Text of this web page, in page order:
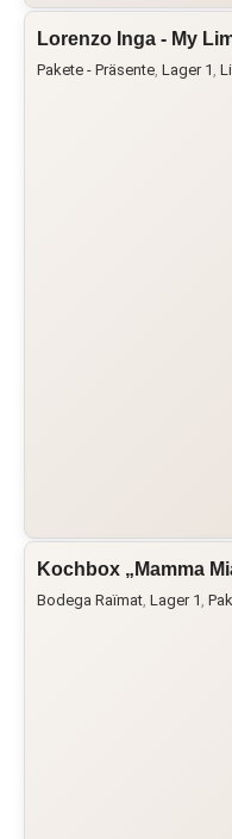
Lorenzo Inga - My
Pakete - Präsente, Lager 1 ,
Kochbox „Mamma
Bodega Raïmat, Lager 1 ,